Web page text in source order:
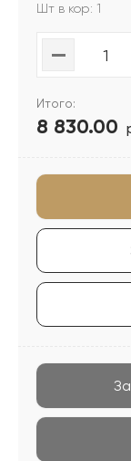
Шт в кор: 1
Итого:
8 830.00